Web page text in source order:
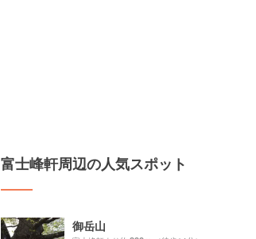
富士峰軒周辺の人気スポット
御岳山